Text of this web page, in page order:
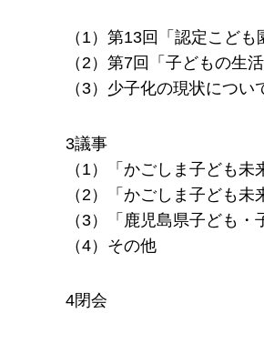
（1）第13回「認定こど
（2）第7回「子どもの生
（3）少子化の現状につい
3議事
（1）「かごしま子ども
（2）「かごしま子ども
（3）「鹿児島県子ども
（4）その他
4閉会